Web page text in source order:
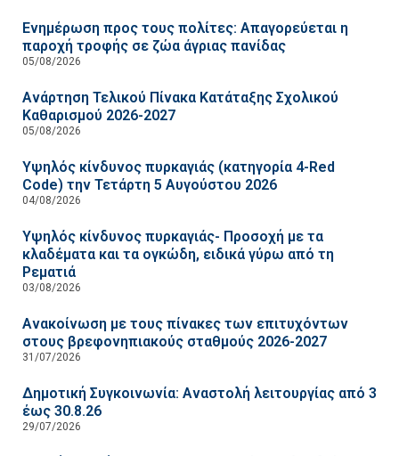
Ενημέρωση προς τους πολίτες: Απαγορεύεται η
παροχή τροφής σε ζώα άγριας πανίδας
05/08/2026
Ανάρτηση Τελικού Πίνακα Κατάταξης Σχολικού
Καθαρισμού 2026-2027
05/08/2026
Υψηλός κίνδυνος πυρκαγιάς (κατηγορία 4-Red
Code) την Τετάρτη 5 Αυγούστου 2026
04/08/2026
Υψηλός κίνδυνος πυρκαγιάς- Προσοχή με τα
κλαδέματα και τα ογκώδη, ειδικά γύρω από τη
Ρεματιά
03/08/2026
Ανακοίνωση με τους πίνακες των επιτυχόντων
στους βρεφονηπιακούς σταθμούς 2026-2027
31/07/2026
Δημοτική Συγκοινωνία: Αναστολή λειτουργίας από 3
έως 30.8.26
29/07/2026